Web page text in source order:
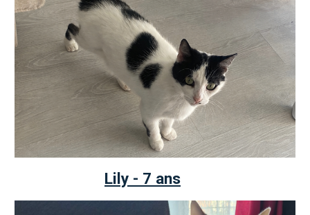
Lily - 7 ans